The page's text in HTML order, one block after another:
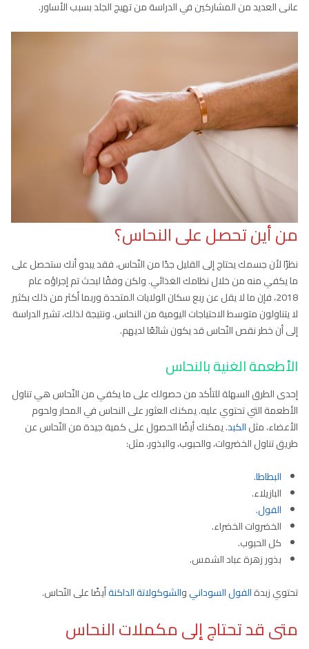
عانى العديد من المشاركين في الدراسة من تهيج الجلد بسبب الأساور.
من أين تحصل على النحاس؟
نظرًا لأن جسمك يحتاج إلى القليل جدًا من النّحاس، فقد يبدو أنك ستحصل على
ما يكفي منه من خلال نظامك الغذائي. ولكن وفقًا لبحث تم إجراؤه عام
2018، فإن ما لا يقل عن ربع سكان الولايات المتحدة وربما أكثر من ذلك بكثير
لا يتناولون متوسط الاحتياجات اليومية من النحاس. ونتيجة لذلك، تشير الدراسة
إلى أن خطر نقص النّحاس قد يكون شائعًا لديهم.
الأطعمة الغنية بالنحاس
إحدى الطرق السهلة للتأكد من حصولك على ما يكفي من النّحاس هي تناول
الأطعمة التي تحتوي عليه. يمكنك العثور على النحاس في المحار ولحوم
الأعضاء، مثلالكبد. يمكنك أيضًا الحصول على كمية جيدة من النّحاس عن
طريق تناول الخضروات، والحبوب، والبذور، مثل:
البطاطا.
البازيلاء.
الفول.
الخضروات الخضراء.
كل الحبوب.
بذور زهرة عباد الشمس.
تحتوي زبدةالفول السودانيوالشوكولاتة الداكنةأيضًا على النّحاس.
متى قد تحتاج إلى مكملات النحاس